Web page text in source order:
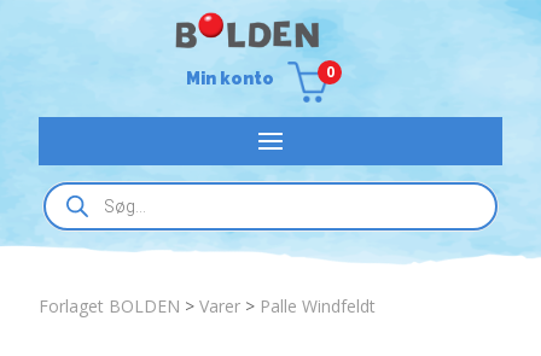
Min konto 0
Products
search
Forlaget BOLDEN >Varer > Palle Windfeldt